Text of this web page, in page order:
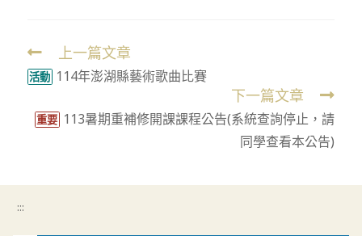
Read
more
上一篇文章
活動 114年澎湖縣藝術歌曲比賽
下一篇文章
重要 113暑期重補修開課課程公告(系統查詢停止，請
同學查看本公告)
:::